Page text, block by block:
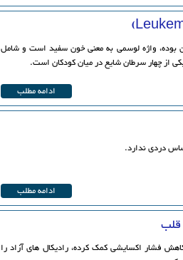
بوده، واژه لوسمی به معنی خون سفید است و شامل
از چهار سرطان شایع در میان کودکان است.
ادامه مطلب
دردی ندارد.
ادامه مطلب
قلب
فشار اکسایشی کمک کرده، رادیکال های آزاد را